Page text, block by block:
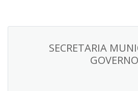
SECRETARIA
GOVERNO